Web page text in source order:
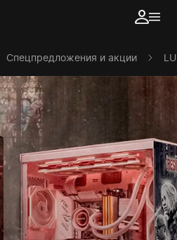
Спецпредложения и акции